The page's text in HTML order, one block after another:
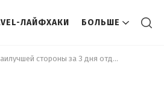
ЛАЙФХАКИ БОЛЬШЕ
Не только Акрополь: как увидеть Афины с наилучшей стороны за 3 дня отдыха